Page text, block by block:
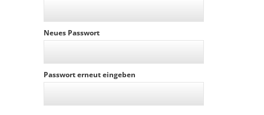
Neues Passwort
Passwort erneut eingeben